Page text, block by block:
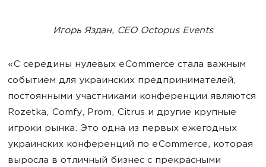
Игорь Яздан, CEO Octopus Events
«С середины нулевых eCommerce стала важным
событием для украинских предпринимателей,
постоянными участниками конференции являются
Rozetka, Comfy, Prom, Citrus и другие крупные
игроки рынка. Это одна из первых ежегодных
украинских конференций по eCommerce, которая
выросла в отличный бизнес с прекрасными